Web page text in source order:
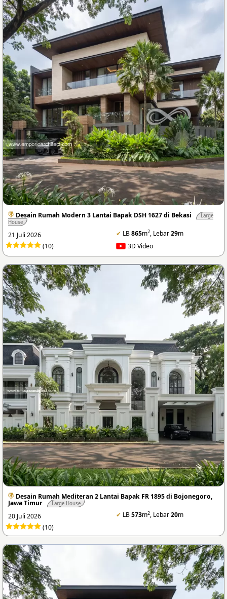
Desain Rumah Modern 3 Lantai Bapak DSH 1627 di Bekasi
Large
House
21 Juli 2026 ✔ LB865m2, Lebar29m
(10)
3D Video
Desain Rumah Mediteran 2 Lantai Bapak FR 1895 di Bojonegoro,
Jawa Timur Large House
20 Juli 2026 ✔ LB573m2, Lebar20m
(10)